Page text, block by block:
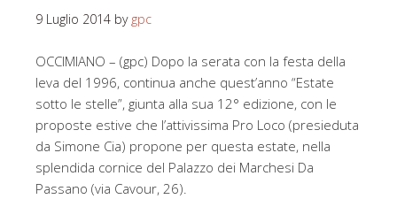
9 Luglio 2014 by gpc
OCCIMIANO – (gpc) Dopo la serata con la festa della
leva del 1996, continua anche quest’anno “Estate
sotto le stelle”, giunta alla sua 12° edizione, con le
proposte estive che l’attivissima Pro Loco (presieduta
da Simone Cia) propone per questa estate, nella
splendida cornice del Palazzo dei Marchesi Da
Passano (via Cavour, 26).